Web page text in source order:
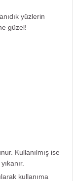
yüzlerin
güzel!
Kullanılmış ise
kullanıma